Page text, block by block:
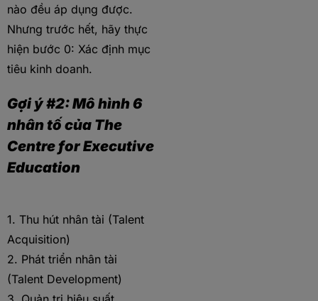
nào đều áp dụng được.
Nhưng trước hết, hãy thực
hiện bước 0: Xác định mục
tiêu kinh doanh.
Gợi ý #2: Mô hình 6
nhân tố của The
Centre for Executive
Education
1. Thu hút nhân tài (Talent
Acquisition)
2. Phát triển nhân tài
(Talent Development)